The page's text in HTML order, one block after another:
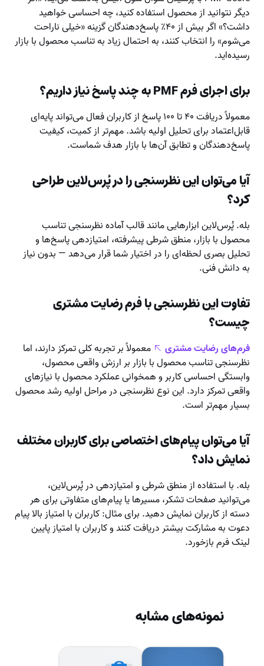
دیگر نتوانید از محصول استفاده کنید، چه احساسی خواهید
داشت؟» اگر بیش از ۴۰٪ پاسخ‌دهندگان گزینه «خیلی ناراحت
می‌شوم» را انتخاب کنند، به احتمال زیاد به تناسب محصول با بازار
رسیده‌اید.
برای اجرای فرم PMF به چند پاسخ نیاز داریم؟
معمولاً دریافت ۴۰ تا ۱۰۰ پاسخ از کاربران فعال می‌تواند پایه‌ای
قابل‌اعتماد برای تحلیل اولیه باشد. مهم‌تر از کمیت، کیفیت
پاسخ‌دهندگان و تطابق آن‌ها با بازار هدف شماست.
آیا می‌توان این نظرسنجی را در پُرس‌لاین طراحی
کرد؟
بله. پُرس‌لاین ابزارهایی مانند قالب آماده نظرسنجی تناسب
محصول با بازار، منطق شرطی پیشرفته، امتیازدهی پاسخ‌ها و
تحلیل بصری لحظه‌ای را در اختیار شما قرار می‌دهد — بدون نیاز
به دانش فنی.
تفاوت این نظرسنجی با فرم رضایت مشتری
چیست؟
فرم‌های رضایت مشتری
معمولاً بر تجربه کلی تمرکز دارند، اما
نظرسنجی تناسب محصول با بازار بر ارزش واقعی محصول،
وابستگی احساسی کاربر و همخوانی عملکرد محصول با نیازهای
واقعی تمرکز دارد. این نوع نظرسنجی در مراحل اولیه رشد محصول
بسیار مهم‌تر است.
آیا می‌توان پیام‌های اختصاصی برای کاربران مختلف
نمایش داد؟
بله. با استفاده از منطق شرطی و امتیازدهی در پُرس‌لاین،
می‌توانید صفحات تشکر، مسیرها یا پیام‌های متفاوتی برای هر
دسته از کاربران نمایش دهید. برای مثال: کاربران با امتیاز بالا پیام
دعوت به مشارکت بیشتر دریافت کنند و کاربران با امتیاز پایین
لینک فرم بازخورد.
نمونه‌های مشابه